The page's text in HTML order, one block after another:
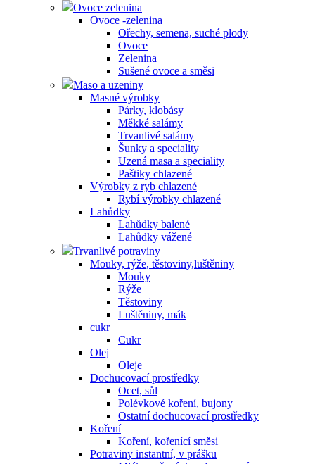
Ovoce zelenina
Ovoce -zelenina
Ořechy, semena, suché plody
Ovoce
Zelenina
Sušené ovoce a směsi
Maso a uzeniny
Masné výrobky
Párky, klobásy
Měkké salámy
Trvanlivé salámy
Šunky a speciality
Uzená masa a speciality
Paštiky chlazené
Výrobky z ryb chlazené
Rybí výrobky chlazené
Lahůdky
Lahůdky balené
Lahůdky vážené
Trvanlivé potraviny
Mouky, rýže, těstoviny,luštěniny
Mouky
Rýže
Těstoviny
Luštěniny, mák
cukr
Cukr
Olej
Oleje
Dochucovací prostředky
Ocet, sůl
Polévkové koření, bujony
Ostatní dochucovací prostředky
Koření
Koření, kořenící směsi
Potraviny instantní, v prášku